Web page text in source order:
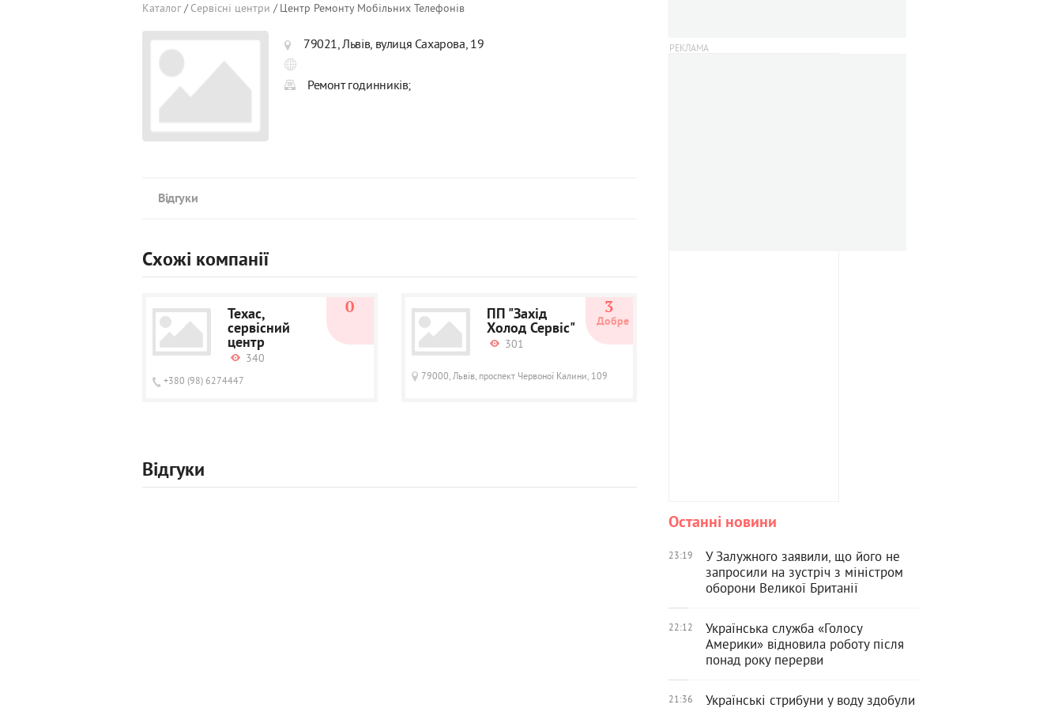
Каталог
Сервісні центри Центр Ремонту Мобільних Телефонів
79021, Львів, вулиця Сахарова, 19
Ремонт годинників;
Відгуки
Схожі компанії
Техас,
сервісний
центр
340
+380 (98) 6274447
0 ПП "Захід
Холод Сервіс"
301
79000, Львів, проспект Червоної Калини, 109
3
Добре
Відгуки
Останні новини
23:19
У Залужного заявили, що його не
запросили на зустріч з міністром
оборони Великої Британії
22:12
Українська служба «Голосу
Америки» відновила роботу після
понад року перерви
21:36
Українські стрибуни у воду здобули